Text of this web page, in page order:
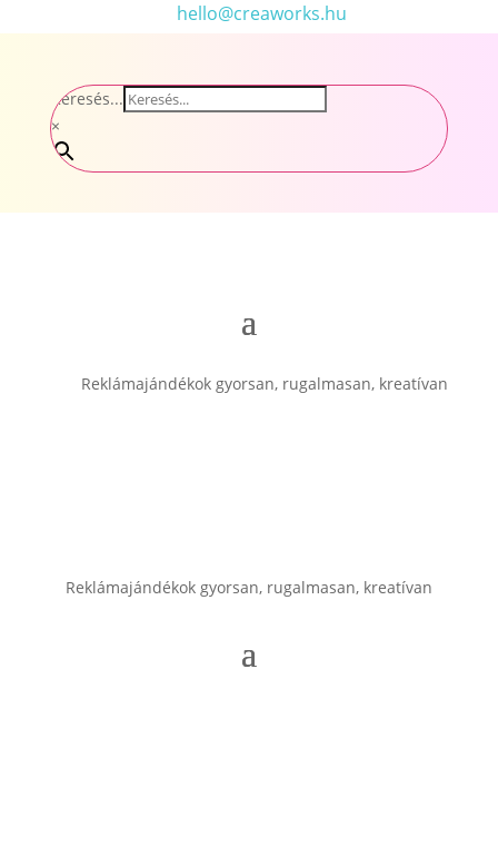
hello@creaworks.hu
Keresés...
×
Reklámajándékok gyorsan, rugalmasan, kreatívan
Reklámajándékok gyorsan, rugalmasan, kreatívan